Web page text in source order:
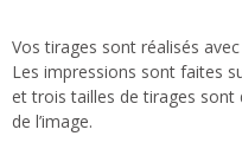
Vos tirages sont réalisés
Les impressions sont faites
et trois tailles de tirages
de l’image.